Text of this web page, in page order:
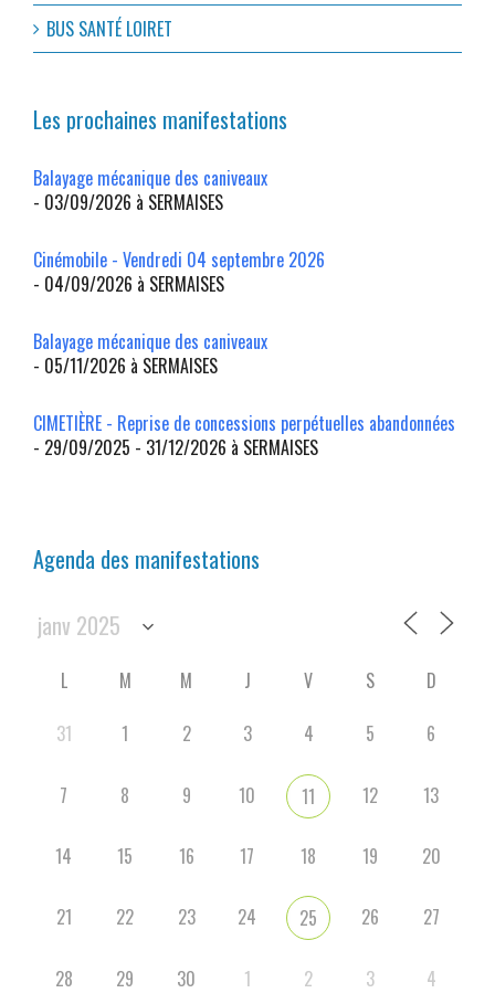
BUS SANTÉ LOIRET
Les prochaines manifestations
Balayage mécanique des caniveaux
- 03/09/2026 à SERMAISES
Cinémobile - Vendredi 04 septembre 2026
- 04/09/2026 à SERMAISES
Balayage mécanique des caniveaux
- 05/11/2026 à SERMAISES
CIMETIÈRE - Reprise de concessions perpétuelles abandonnées
- 29/09/2025 - 31/12/2026 à SERMAISES
Agenda des manifestations
L M M J V S
D
31
1 2 3 4 5 6
7 8 9 10 11 12 13
14 15 16 17 18 19 20
21 22 23 24 25 26 27
28 29 30 1 2 3 4